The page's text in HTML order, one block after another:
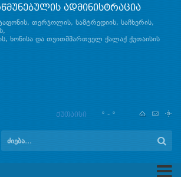
ადმინისტრაცია
თერჯოლის, სამტრედიის, საჩხერის,
ხონისა და თვითმმართველ ქალაქ ქუთაისის
ქუთაისი ° - °